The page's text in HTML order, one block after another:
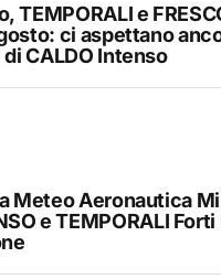
TEMPORALI e
ci aspettano
CALDO Intenso
Meteo Aeronautica
e TEMPORALI Forti